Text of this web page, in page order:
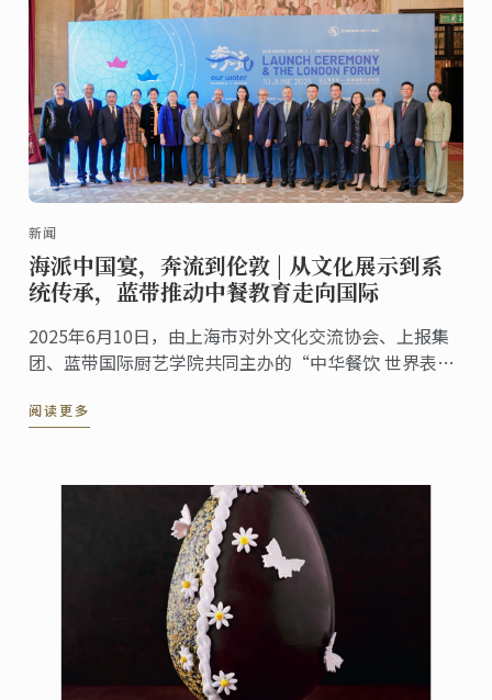
新闻
海派中国宴，奔流到伦敦 | 从文化展示到系
统传承，蓝带推动中餐教育走向国际
2025年6月10日，由上海市对外文化交流协会、上报集
团、蓝带国际厨艺学院共同主办的“中华餐饮 世界表达
蓝带伦敦概念餐厅The CORD by Le Cordon ...
阅读更多